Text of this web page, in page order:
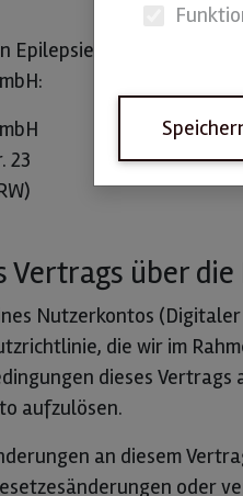
Epilepsie Notfallausweis
23
Vertrags über
Nutzerkontos
die wir im
dieses
aufzulösen.
an diesem
oder